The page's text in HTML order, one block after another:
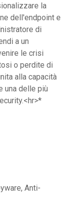
la
dell'endpoint e
di
a un
le crisi
o perdite di
alla capacità
una delle più
Anti-